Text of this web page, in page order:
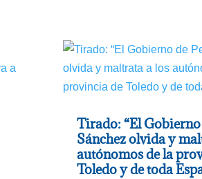
Tirado: “El Gobierno
Sánchez olvida y
autónomos de la
Toledo y de toda